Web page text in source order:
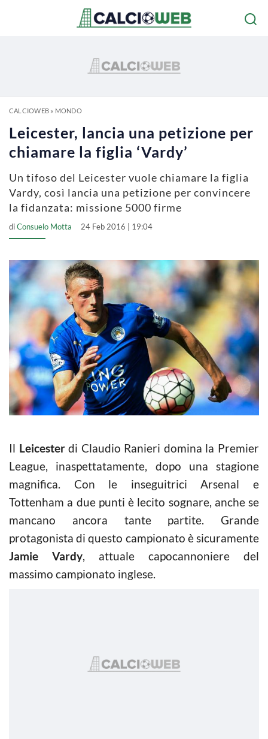
CALCIOWEB» MONDO
Leicester, lancia una petizione per
chiamare la figlia ‘Vardy’
Un tifoso del Leicester vuole chiamare la figlia
Vardy, così lancia una petizione per convincere
la fidanzata: missione 5000 firme
diConsuelo Motta 24 Feb 2016 | 19:04
Il Leicesterdi Claudio Ranieri domina la Premier
League, inaspettatamente, dopo una stagione
magnifica. Con le inseguitrici Arsenal e
Tottenham a due punti è lecito sognare, anche se
mancano ancora tante partite. Grande
protagonista di questo campionato è sicuramente
Jamie Vardy, attuale capocannoniere del
massimo campionato inglese.